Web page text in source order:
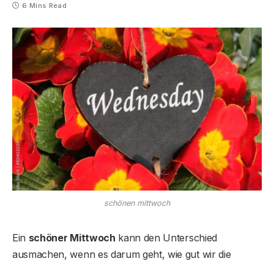
6 Mins Read
schönen mittwoch
Ein schöner Mittwoch kann den Unterschied
ausmachen, wenn es darum geht, wie gut wir die